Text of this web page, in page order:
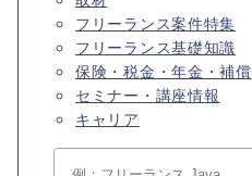
フリーランス案件特集
フリーランス基礎知識
保険・税金・年金・補償
セミナー・講座情報
キャリア